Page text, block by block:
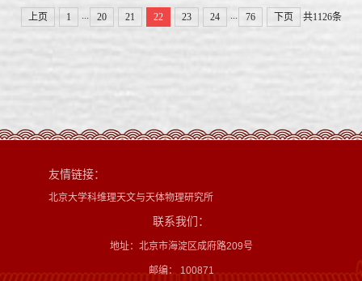
上页 1 ... 20 21 22 23 24 ... 76 下页 共1126条
友情链接：
北京大学科维理天文与天体物理研究所
联系我们：
地址：北京市海淀区成府路209号
邮编： 100871